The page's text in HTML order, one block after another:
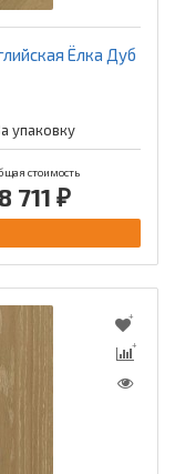
Ёлка Дуб
упаковку
стоимость
8 711 ₽